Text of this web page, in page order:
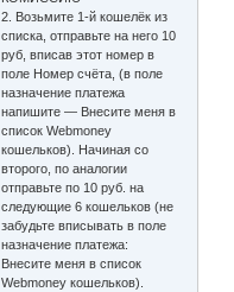
2. Возьмите 1-й кошелёк из
списка, отправьте на него 10
руб, вписав этот номер в
поле Номер счёта, (в поле
назначение платежа
напишите — Внесите меня в
список Webmoney
кошельков). Начиная со
второго, по аналогии
отправьте по 10 руб. на
следующие 6 кошельков (не
забудьте вписывать в поле
назначение платежа:
Внесите меня в список
Webmoney кошельков).